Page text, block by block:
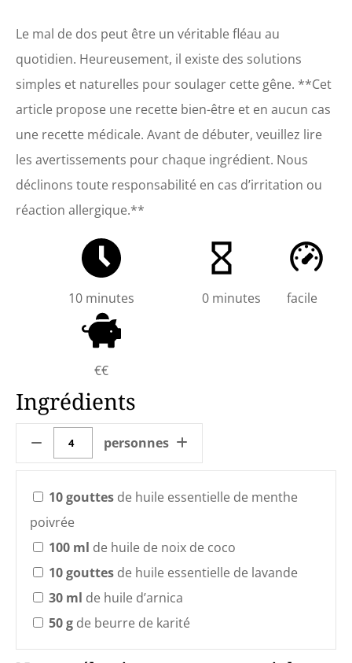
Le mal de dos peut être un véritable fléau au
quotidien. Heureusement, il existe des solutions
simples et naturelles pour soulager cette gêne. **Cet
article propose une recette bien-être et en aucun cas
une recette médicale. Avant de débuter, veuillez lire
les avertissements pour chaque ingrédient. Nous
déclinons toute responsabilité en cas d’irritation ou
réaction allergique.**
10 minutes 0 minutes facile
€€
Ingrédients
personnes
10gouttes de huile essentielle de menthe
poivrée
100 ml de huile de noix de coco
10gouttes de huile essentielle de lavande
30 ml de huile d’arnica
50g de beurre de karité